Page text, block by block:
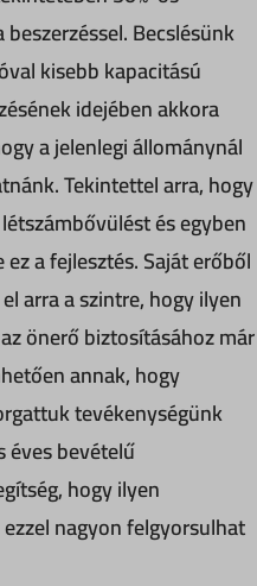
Becslésünk
kisebb kapacitású
idejében akkora
a jelenlegi állománynál
Tekintettel arra, hogy
és egyben
a fejlesztés. Saját erőből
arra a szintre, hogy ilyen
önerő biztosításához már
annak, hogy
tevékenységünk
bevételű
hogy ilyen
nagyon felgyorsulhat